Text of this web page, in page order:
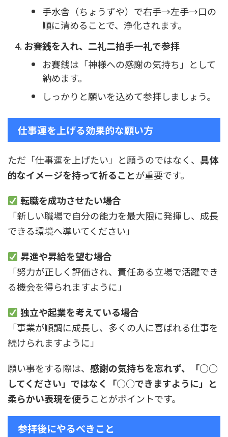
手水舎（ちょうずや）で右手→左手→口の
順に清めることで、浄化されます。
お賽銭を入れ、二礼二拍手一礼で参拝
お賽銭は「神様への感謝の気持ち」として
納めます。
しっかりと願いを込めて参拝しましょう。
仕事運を上げる効果的な願い方
ただ「仕事運を上げたい」と願うのではなく、 具体
的なイメージを持って祈ることが重要です。
転職を成功させたい場合
「新しい職場で自分の能力を最大限に発揮し、成長
できる環境へ導いてください」
昇進や昇給を望む場合
「努力が正しく評価され、責任ある立場で活躍でき
る機会を得られますように」
独立や起業を考えている場合
「事業が順調に成長し、多くの人に喜ばれる仕事を
続けられますように」
願い事をする際は、 感謝の気持ちを忘れず、「○○
してください」ではなく「○○できますように」と
柔らかい表現を使う ことがポイントです。
参拝後にやるべきこと